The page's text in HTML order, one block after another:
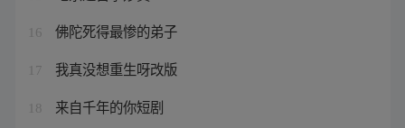
16 佛陀死得最惨的弟子
17 我真没想重生呀改版
18 来自千年的你短剧